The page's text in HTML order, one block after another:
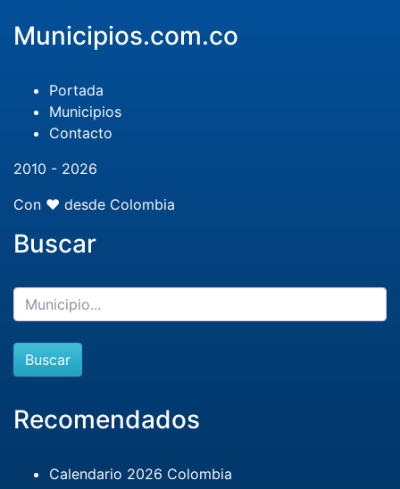
Municipios.com.co
Portada
Municipios
Contacto
2010 - 2026
Con ❤️ desde Colombia
Buscar
Buscar
Recomendados
Calendario 2026 Colombia